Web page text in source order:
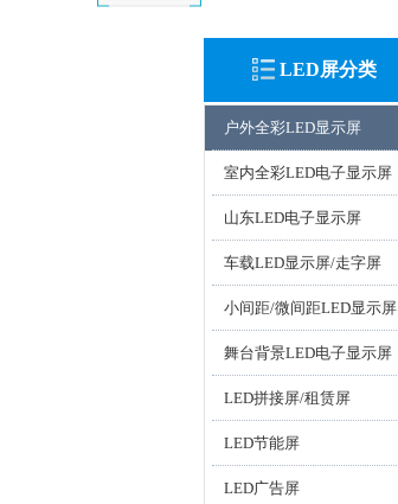
LED屏分类
户外全彩LED显示屏
室内全彩LED电子显示屏
山东LED电子显示屏
车载LED显示屏/走字屏
小间距/微间距LED显示屏
舞台背景LED电子显示屏
LED拼接屏/租赁屏
LED节能屏
LED广告屏